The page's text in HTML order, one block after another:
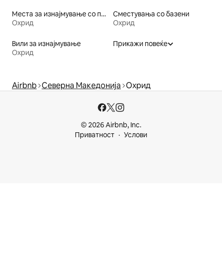
Места за изнајмување со пристап до езеро
Охрид
Сместувања со базени
Охрид
Вили за изнајмување
Охрид
Прикажи повеќе
Airbnb Северна Македонија Охрид
© 2026 Airbnb, Inc.
Приватност
Услови